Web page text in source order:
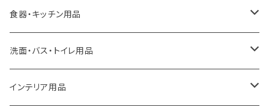
ideaco
a.depeche
ROOTOTE
エコバッグ
アクセサリー
トートバッグ
食器・キッチン用品
キッチンラック
キッチンペーパーホルダー
洗面・バス・トイレ用品
洗面用品
インテリア用品